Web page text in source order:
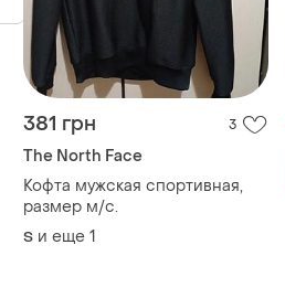
381 грн 3
The North Face
Кофта мужская спортивная,
размер м/с.
S и еще 1